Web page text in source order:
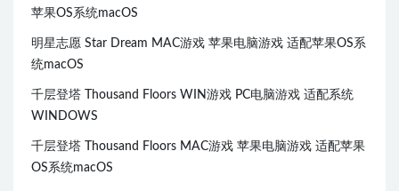
苹果OS系统macOS
明星志愿 Star Dream MAC游戏 苹果电脑游戏 适配苹果OS系
统macOS
千层登塔 Thousand Floors WIN游戏 PC电脑游戏 适配系统
WINDOWS
千层登塔 Thousand Floors MAC游戏 苹果电脑游戏 适配苹果
OS系统macOS